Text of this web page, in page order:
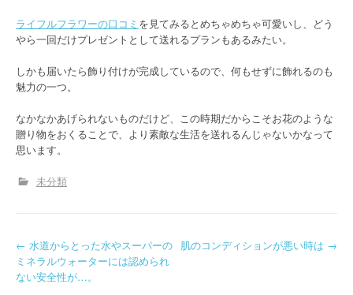
ライフルフラワーの口コミ を見てみるとめちゃめちゃ可愛いし、どう
やら一回だけプレゼントとして送れるプランもあるみたい。
しかも届いたら飾り付けが完成しているので、何もせずに飾れるのも
魅力の一つ。
なかなかあげられないものだけど、この時期だからこそお花のような
贈り物をおくることで、より素敵な生活を送れるんじゃないかなって
思います。
未分類
P
o
← 水道からとった水やスーパーの
ミネラルウォーターには認められ
ない安全性が…。
肌のコンディションが悪い時は →